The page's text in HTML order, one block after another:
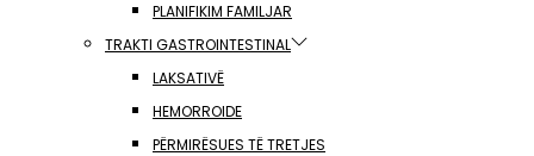
PLANIFIKIM FAMILJAR
TRAKTI GASTROINTESTINAL
LAKSATIVË
HEMORROIDE
PËRMIRËSUES TË TRETJES